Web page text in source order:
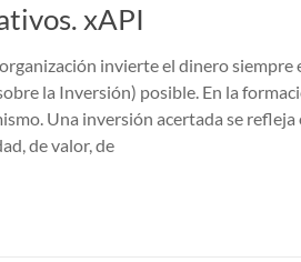
xAPI
invierte el dinero siempre
la Inversión) posible. En la
Una inversión acertada se refleja
de valor, de